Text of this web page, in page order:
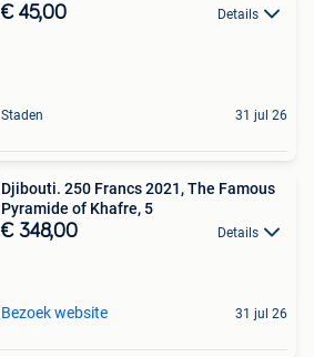
€ 45,00 Details
Staden 31 jul 26
Djibouti. 250 Francs 2021, The Famous
Pyramide of Khafre, 5
€ 348,00 Details
Bezoek website 31 jul 26